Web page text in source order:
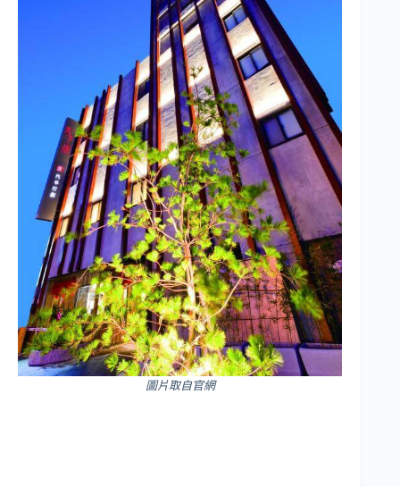
圖片取自官網